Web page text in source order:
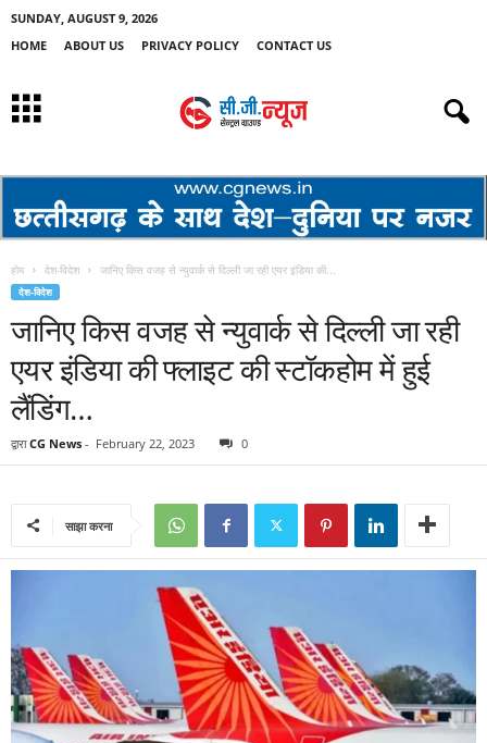
SUNDAY, AUGUST 9, 2026
HOME
ABOUT US PRIVACY POLICY CONTACT US
होम देश-विदेश जानिए किस वजह से न्युवार्क से दिल्ली जा रही एयर इंडिया की...
देश-विदेश
जानिए किस वजह से न्युवार्क से दिल्ली जा रही
एयर इंडिया की फ्लाइट की स्टॉकहोम में हुई
लैंडिंग…
द्वारा CG News - February 22, 2023 0
साझा करना